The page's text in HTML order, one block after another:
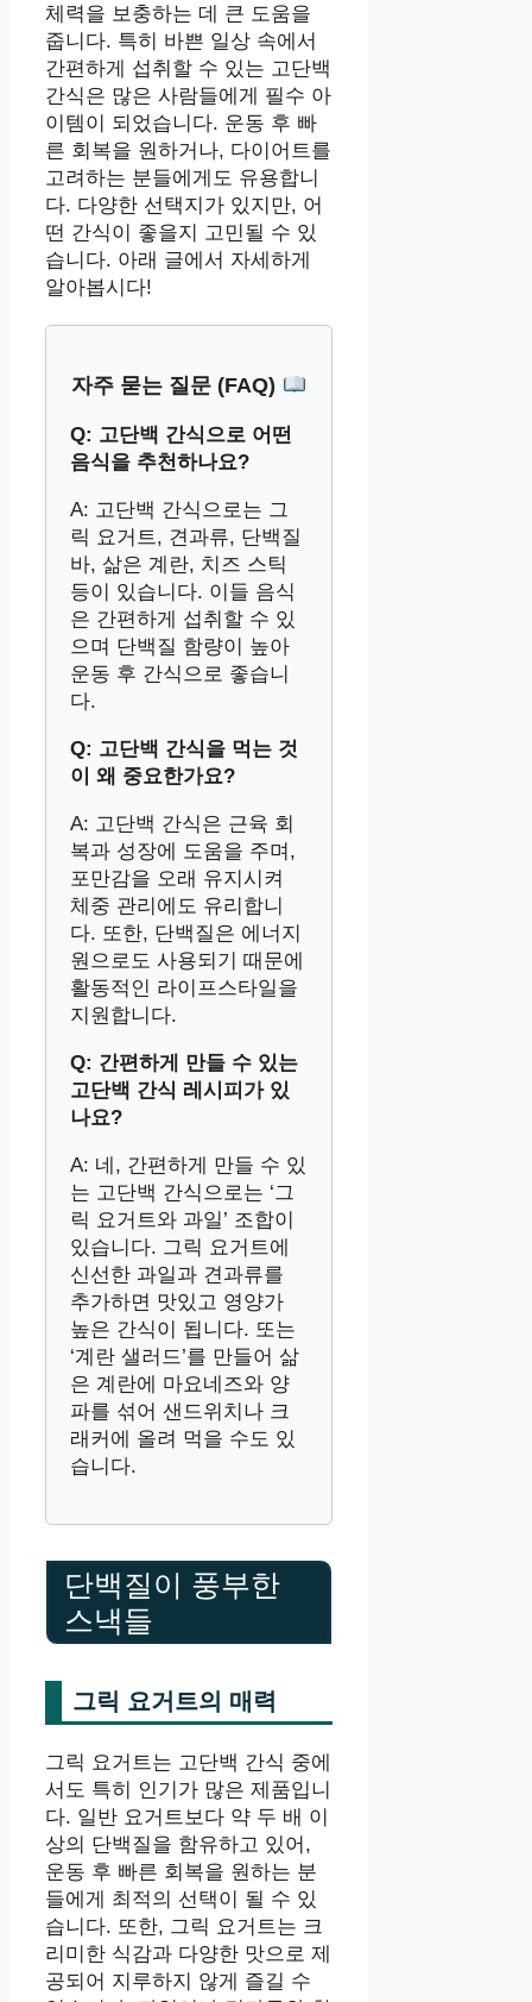
체력을 보충하는 데 큰 도움을
줍니다. 특히 바쁜 일상 속에서
간편하게 섭취할 수 있는 고단백
간식은 많은 사람들에게 필수 아
이템이 되었습니다. 운동 후 빠
른 회복을 원하거나, 다이어트를
고려하는 분들에게도 유용합니
다. 다양한 선택지가 있지만, 어
떤 간식이 좋을지 고민될 수 있
습니다. 아래 글에서 자세하게
알아봅시다!
자주 묻는 질문 (FAQ)
Q: 고단백 간식으로 어떤
음식을 추천하나요?
A: 고단백 간식으로는 그
릭 요거트, 견과류, 단백질
바, 삶은 계란, 치즈 스틱
등이 있습니다. 이들 음식
은 간편하게 섭취할 수 있
으며 단백질 함량이 높아
운동 후 간식으로 좋습니
다.
Q: 고단백 간식을 먹는 것
이 왜 중요한가요?
A: 고단백 간식은 근육 회
복과 성장에 도움을 주며,
포만감을 오래 유지시켜
체중 관리에도 유리합니
다. 또한, 단백질은 에너지
원으로도 사용되기 때문에
활동적인 라이프스타일을
지원합니다.
Q: 간편하게 만들 수 있는
고단백 간식 레시피가 있
나요?
A: 네, 간편하게 만들 수 있
는 고단백 간식으로는 ‘그
릭 요거트와 과일’ 조합이
있습니다. 그릭 요거트에
신선한 과일과 견과류를
추가하면 맛있고 영양가
높은 간식이 됩니다. 또는
‘계란 샐러드’를 만들어 삶
은 계란에 마요네즈와 양
파를 섞어 샌드위치나 크
래커에 올려 먹을 수도 있
습니다.
단백질이 풍부한
스낵들
그릭 요거트의 매력
그릭 요거트는 고단백 간식 중에
서도 특히 인기가 많은 제품입니
다. 일반 요거트보다 약 두 배 이
상의 단백질을 함유하고 있어,
운동 후 빠른 회복을 원하는 분
들에게 최적의 선택이 될 수 있
습니다. 또한, 그릭 요거트는 크
리미한 식감과 다양한 맛으로 제
공되어 지루하지 않게 즐길 수